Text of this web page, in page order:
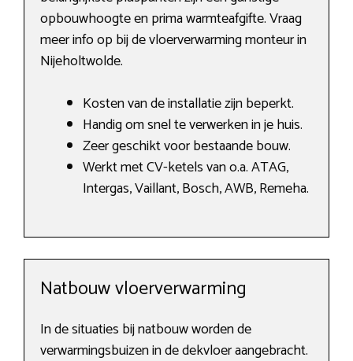
opbouwhoogte en prima warmteafgifte. Vraag
meer info op bij de vloerverwarming monteur in
Nijeholtwolde.
Kosten van de installatie zijn beperkt.
Handig om snel te verwerken in je huis.
Zeer geschikt voor bestaande bouw.
Werkt met CV-ketels van o.a. ATAG,
Intergas, Vaillant, Bosch, AWB, Remeha.
Natbouw vloerverwarming
In de situaties bij natbouw worden de
verwarmingsbuizen in de dekvloer aangebracht.